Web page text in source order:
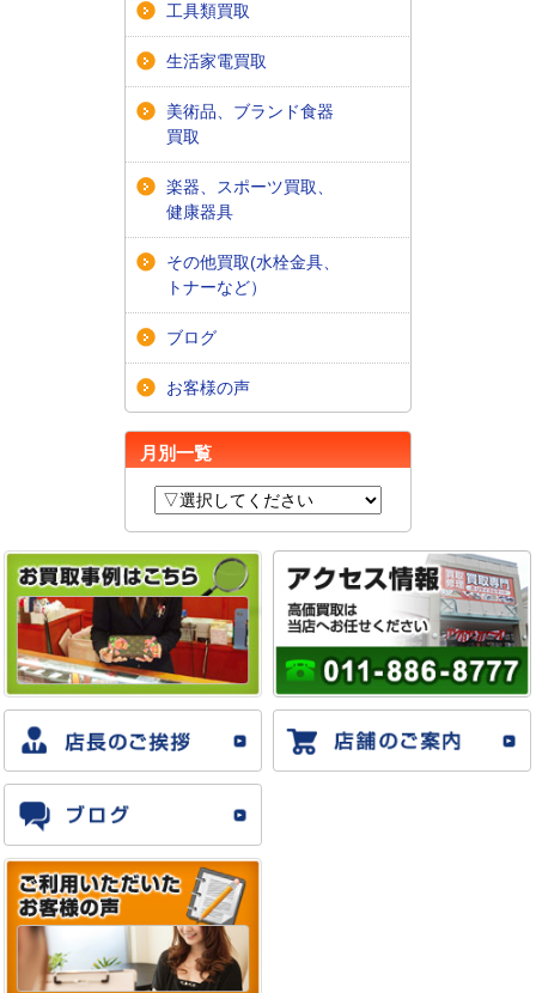
工具類買取
生活家電買取
美術品、ブランド食器
買取
楽器、スポーツ買取、
健康器具
その他買取(水栓金具、
トナーなど）
ブログ
お客様の声
月別一覧